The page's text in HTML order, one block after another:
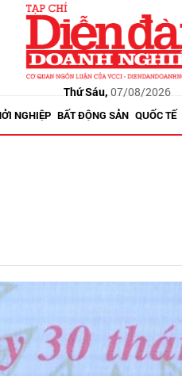
Thứ Sáu, 07/08/2026
NGHIỆP BẤT ĐỘNG SẢN QUỐC TẾ